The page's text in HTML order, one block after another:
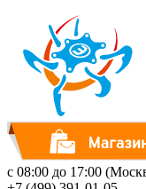
с 08:00 до 17:00